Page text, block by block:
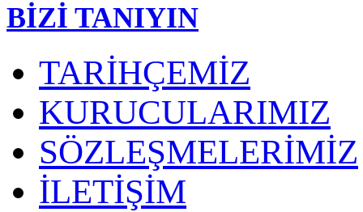
BİZİ TANIYIN
TARİHÇEMİZ
KURUCULARIMIZ
SÖZLEŞMELERİMİZ
İLETİŞİM